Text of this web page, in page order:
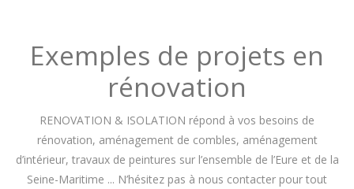
Exemples de projets en
rénovation
RENOVATION & ISOLATION répond à vos besoins de
rénovation, aménagement de combles, aménagement
d’intérieur, travaux de peintures sur l’ensemble de l’Eure et de la
Seine-Maritime ... N’hésitez pas à nous contacter pour tout